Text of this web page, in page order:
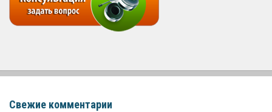
Свежие комментарии